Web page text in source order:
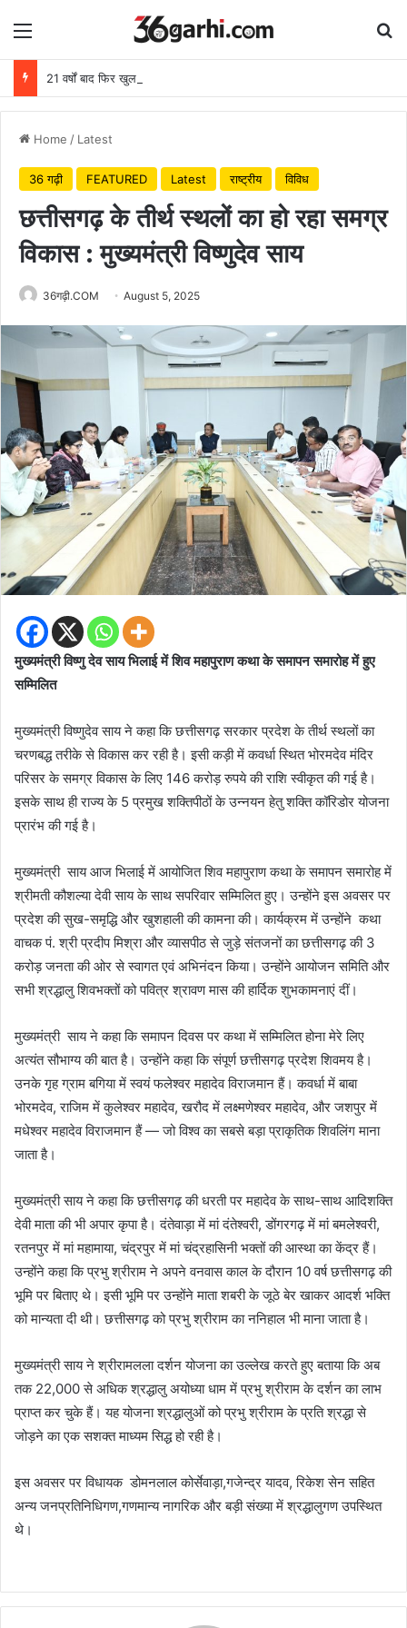
Menu
21 वर्षों बाद फिर खुला मेटापारा कोरसागुड़ा का स्कूल
Home / Latest
36 गढ़ी FEATURED Latest राष्ट्रीय विविध
छत्तीसगढ़ के तीर्थ स्थलों का हो रहा समग्र
विकास : मुख्यमंत्री विष्णुदेव साय
36गढ़ी.COM August 5, 2025
मुख्यमंत्री विष्णु देव साय भिलाई में शिव महापुराण कथा के समापन समारोह में हुए
सम्मिलित
मुख्यमंत्री विष्णुदेव साय ने कहा कि छत्तीसगढ़ सरकार प्रदेश के तीर्थ स्थलों का
चरणबद्ध तरीके से विकास कर रही है। इसी कड़ी में कवर्धा स्थित भोरमदेव मंदिर
परिसर के समग्र विकास के लिए 146 करोड़ रुपये की राशि स्वीकृत की गई है।
इसके साथ ही राज्य के 5 प्रमुख शक्तिपीठों के उन्नयन हेतु शक्ति कॉरिडोर योजना
प्रारंभ की गई है।
मुख्यमंत्री साय आज भिलाई में आयोजित शिव महापुराण कथा के समापन समारोह में
श्रीमती कौशल्या देवी साय के साथ सपरिवार सम्मिलित हुए। उन्होंने इस अवसर पर
प्रदेश की सुख-समृद्धि और खुशहाली की कामना की। कार्यक्रम में उन्होंने कथा
वाचक पं. श्री प्रदीप मिश्रा और व्यासपीठ से जुड़े संतजनों का छत्तीसगढ़ की 3
करोड़ जनता की ओर से स्वागत एवं अभिनंदन किया। उन्होंने आयोजन समिति और
सभी श्रद्धालु शिवभक्तों को पवित्र श्रावण मास की हार्दिक शुभकामनाएं दीं।
मुख्यमंत्री साय ने कहा कि समापन दिवस पर कथा में सम्मिलित होना मेरे लिए
अत्यंत सौभाग्य की बात है। उन्होंने कहा कि संपूर्ण छत्तीसगढ़ प्रदेश शिवमय है।
उनके गृह ग्राम बगिया में स्वयं फलेश्वर महादेव विराजमान हैं। कवर्धा में बाबा
भोरमदेव, राजिम में कुलेश्वर महादेव, खरौद में लक्ष्मणेश्वर महादेव, और जशपुर में
मधेश्वर महादेव विराजमान हैं — जो विश्व का सबसे बड़ा प्राकृतिक शिवलिंग माना
जाता है।
मुख्यमंत्री साय ने कहा कि छत्तीसगढ़ की धरती पर महादेव के साथ-साथ आदिशक्ति
देवी माता की भी अपार कृपा है। दंतेवाड़ा में मां दंतेश्वरी, डोंगरगढ़ में मां बमलेश्वरी,
रतनपुर में मां महामाया, चंद्रपुर में मां चंद्रहासिनी भक्तों की आस्था का केंद्र हैं।
उन्होंने कहा कि प्रभु श्रीराम ने अपने वनवास काल के दौरान 10 वर्ष छत्तीसगढ़ की
भूमि पर बिताए थे। इसी भूमि पर उन्होंने माता शबरी के जूठे बेर खाकर आदर्श भक्ति
को मान्यता दी थी। छत्तीसगढ़ को प्रभु श्रीराम का ननिहाल भी माना जाता है।
मुख्यमंत्री साय ने श्रीरामलला दर्शन योजना का उल्लेख करते हुए बताया कि अब
तक 22,000 से अधिक श्रद्धालु अयोध्या धाम में प्रभु श्रीराम के दर्शन का लाभ
प्राप्त कर चुके हैं। यह योजना श्रद्धालुओं को प्रभु श्रीराम के प्रति श्रद्धा से
जोड़ने का एक सशक्त माध्यम सिद्ध हो रही है।
इस अवसर पर विधायक डोमनलाल कोर्सेवाड़ा,गजेन्द्र यादव, रिकेश सेन सहित
अन्य जनप्रतिनिधिगण,गणमान्य नागरिक और बड़ी संख्या में श्रद्धालुगण उपस्थित
थे।